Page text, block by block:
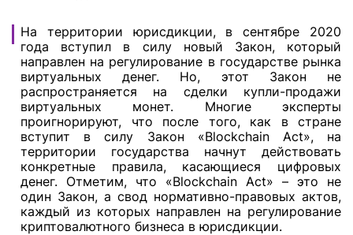
На территории юрисдикции, в сентябре 2020
года вступил в силу новый Закон, который
направлен на регулирование в государстве рынка
виртуальных денег. Но, этот Закон не
распространяется на сделки купли-продажи
виртуальных монет. Многие эксперты
проигнорируют, что после того, как в стране
вступит в силу Закон «Blockchain Act», на
территории государства начнут действовать
конкретные правила, касающиеся цифровых
денег. Отметим, что «Blockchain Act» – это не
один Закон, а свод нормативно-правовых актов,
каждый из которых направлен на регулирование
криптовалютного бизнеса в юрисдикции.